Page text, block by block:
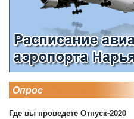
Опрос
Где вы проведете Отпуск-2020